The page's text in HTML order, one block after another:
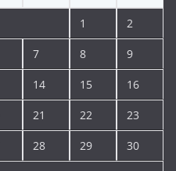
1 2
7 8 9
14 15 16
21 22 23
28 29 30